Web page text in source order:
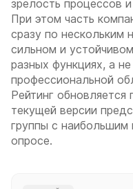
зрелость процессов
При этом часть
сразу по нескольким
сильном и
разных функциях, а
профессиональной
Рейтинг
текущей версии
группы с наибольшим
опросе.